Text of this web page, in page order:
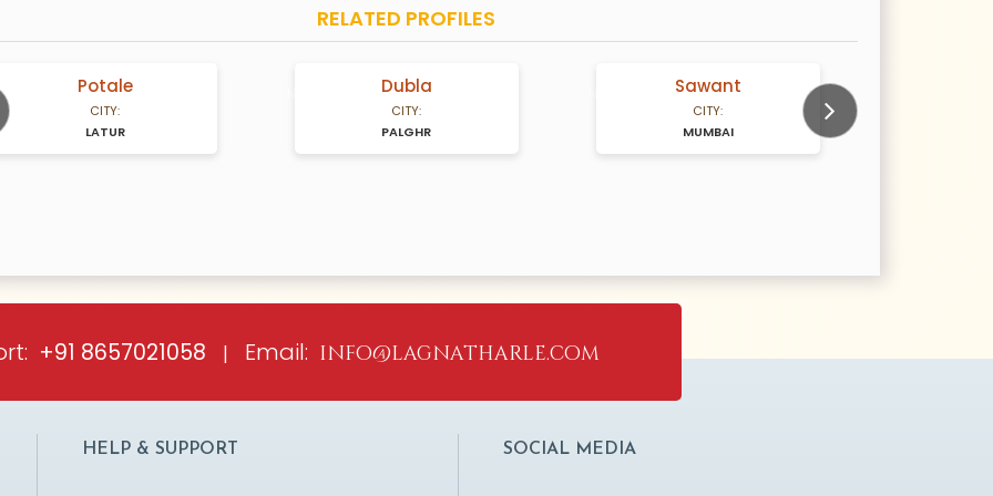
RELATED PROFILES
A Years old Potale
CITY:
LATUR
Dubla
CITY:
PALGHR
N/A Years oldSawant
CITY:
MUMBAI
Next
+91 8657021058 | Email: info@lagnatharle.com
HELP & SUPPORT SOCIAL MEDIA